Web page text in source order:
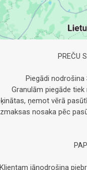
PREČU
Piegādi nodrošina
Granulām piegāde
ņemot vērā
nosaka pēc
Klientam jānodrošina